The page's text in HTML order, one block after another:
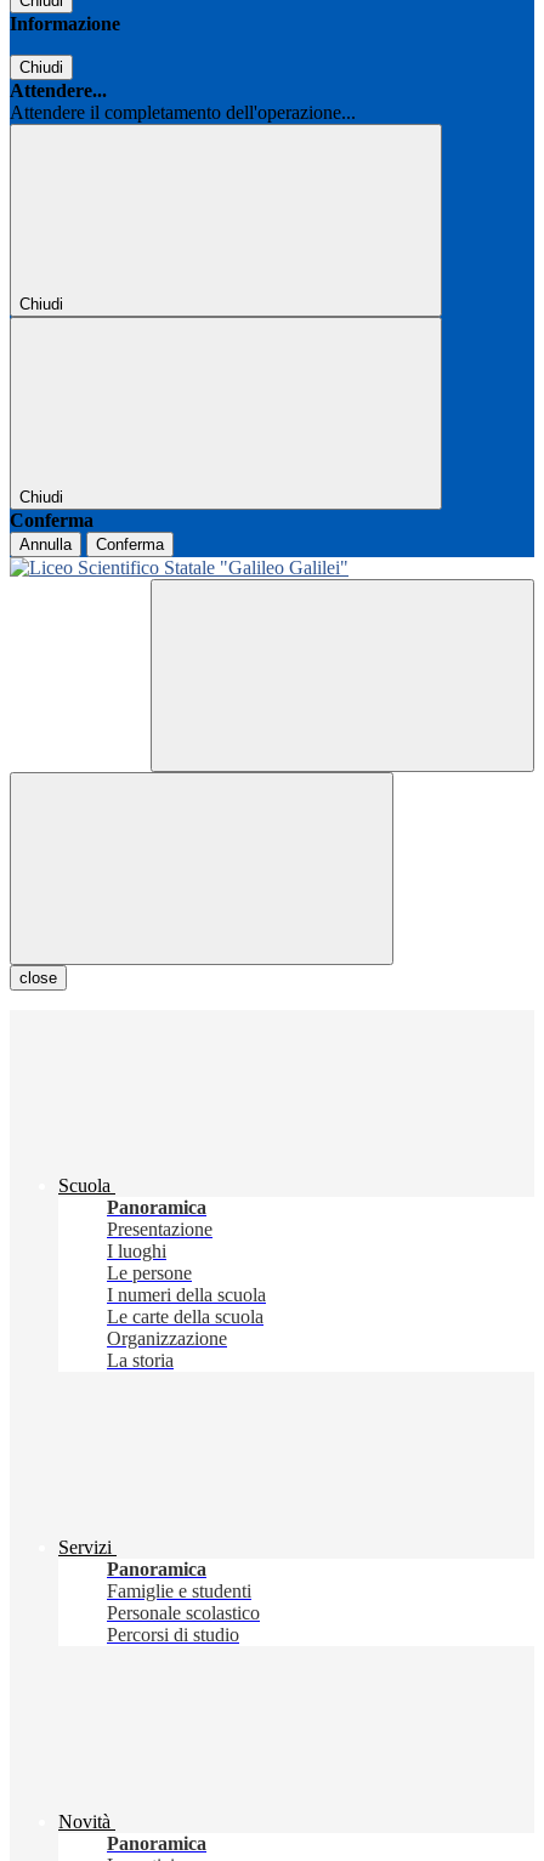
Informazione
Chiudi
Attendere...
Attendere il completamento dell'operazione...
Chiudi
Chiudi
Conferma
Annulla Conferma
close
Scuola
Panoramica
Presentazione
I luoghi
Le persone
I numeri della scuola
Le carte della scuola
Organizzazione
La storia
Servizi
Panoramica
Famiglie e studenti
Personale scolastico
Percorsi di studio
Novità
Panoramica